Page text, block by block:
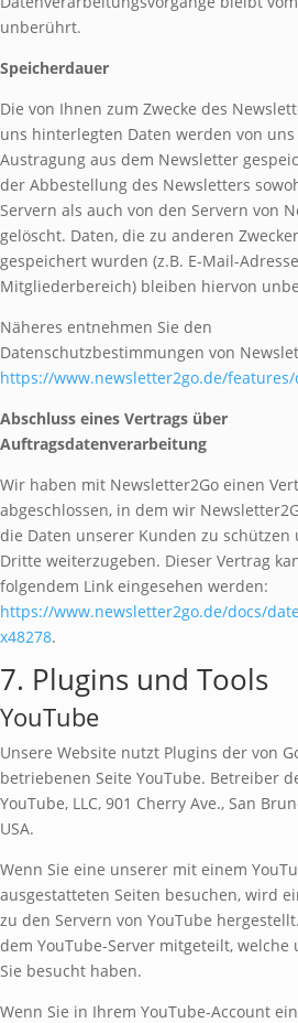
unberührt.
Speicherdauer
Die von Ihnen zum Zwecke des
uns hinterlegten Daten werden von
Austragung aus dem Newsletter
der Abbestellung des Newsletters
Servern als auch von den Servern von
gelöscht. Daten, die zu anderen
gespeichert wurden (z.B. E-Mail-
Mitgliederbereich) bleiben hiervon
Näheres entnehmen Sie den
Datenschutzbestimmungen von
https://www.newsletter2go.de/
Abschluss eines Vertrags über
Auftragsdatenverarbeitung
Wir haben mit Newsletter2Go einen
abgeschlossen, in dem wir
die Daten unserer Kunden zu schützen
Dritte weiterzugeben. Dieser Vertrag
folgendem Link eingesehen werden:
https://www.newsletter2go.de/docs/
x48278.
7. Plugins und Tools
YouTube
Unsere Website nutzt Plugins der von
betriebenen Seite YouTube. Betreiber
YouTube, LLC, 901 Cherry Ave., San
USA.
Wenn Sie eine unserer mit einem
ausgestatteten Seiten besuchen, wird
zu den Servern von YouTube
dem YouTube-Server mitgeteilt, welche
Sie besucht haben.
Wenn Sie in Ihrem YouTube-Account